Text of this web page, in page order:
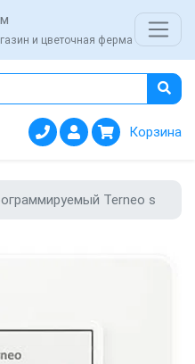
и цветочная ферма
Корзина
Terneo s